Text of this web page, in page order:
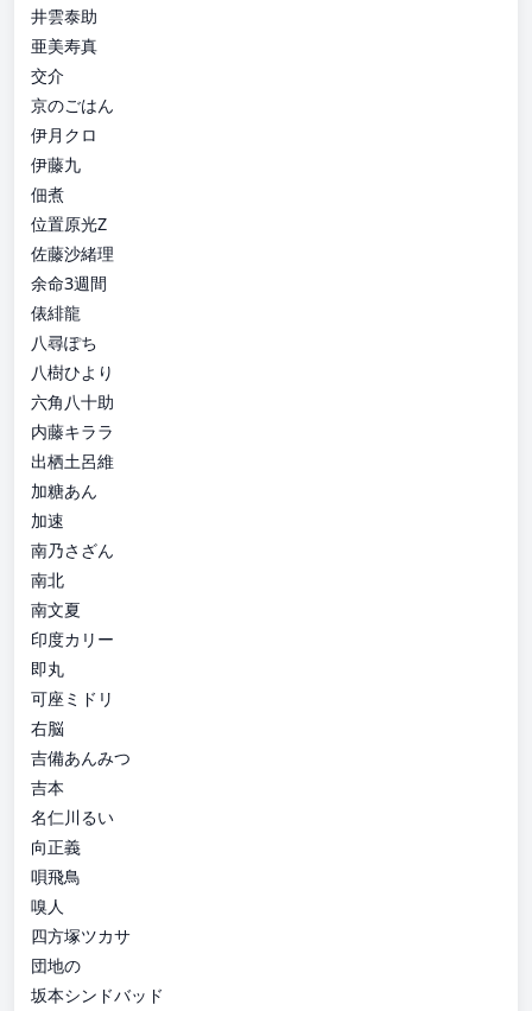
井雲泰助
亜美寿真
交介
京のごはん
伊月クロ
伊藤九
佃煮
位置原光Z
佐藤沙緒理
余命3週間
俵緋龍
八尋ぽち
八樹ひより
六角八十助
内藤キララ
出栖土呂維
加糖あん
加速
南乃さざん
南北
南文夏
印度カリー
即丸
可座ミドリ
右脳
吉備あんみつ
吉本
名仁川るい
向正義
唄飛鳥
嗅人
四方塚ツカサ
団地の
坂本シンドバッド